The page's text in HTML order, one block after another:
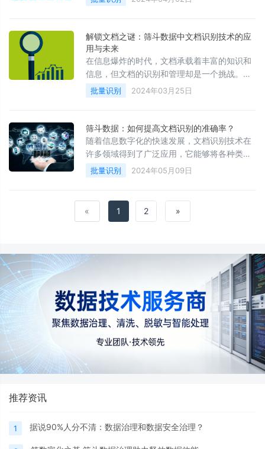
一领域内，筛斗数据研发团队以其雄厚的技术
新与发展，助力各行各业破解信息难题，释放
数据潜力。
解锁文档之谜：筛斗数据中文档识别技术的应
用与未来
在信息爆炸的时代，文档承载着丰富的知识和
信息，但文档的识别和管理却是一个挑战。文
档识别技术的发展为我们提供了解决文档管理
难题的新途径。
批量识别 2024年03月25日
筛斗数据：如何提高文档识别的准确率？
随着信息数字化的快速发展，文档识别技术在
许多领域得到了广泛应用，它能够将各种类型
的文档转换为数字格式，便于存储、编辑和分
析。然而，识别准确率是衡量文档识别技术有
保持高度的准确性和可用性，我们需要采取一
系列措施来优化文档识别过程。本文将探讨提
批量识别 2024年05月09日
« 1 2 »
推荐资讯
1 据说90%人分不清：数据治理和数据安全治理？